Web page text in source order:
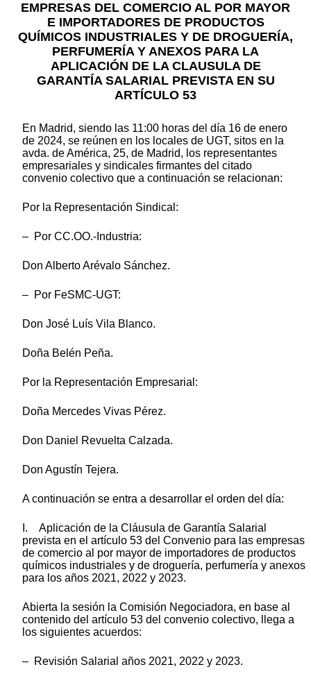
EMPRESAS DEL COMERCIO AL POR MAYOR
E IMPORTADORES DE PRODUCTOS
QUÍMICOS INDUSTRIALES Y DE DROGUERÍA,
PERFUMERÍA Y ANEXOS PARA LA
APLICACIÓN DE LA CLAUSULA DE
GARANTÍA SALARIAL PREVISTA EN SU
ARTÍCULO 53
En Madrid, siendo las 11:00 horas del día 16 de enero
de 2024, se reúnen en los locales de UGT, sitos en la
avda. de América, 25, de Madrid, los representantes
empresariales y sindicales firmantes del citado
convenio colectivo que a continuación se relacionan:
Por la Representación Sindical:
– Por CC.OO.-Industria:
Don Alberto Arévalo Sánchez.
– Por FeSMC-UGT:
Don José Luís Vila Blanco.
Doña Belén Peña.
Por la Representación Empresarial:
Doña Mercedes Vivas Pérez.
Don Daniel Revuelta Calzada.
Don Agustín Tejera.
A continuación se entra a desarrollar el orden del día:
I. Aplicación de la Cláusula de Garantía Salarial
prevista en el artículo 53 del Convenio para las empresas
de comercio al por mayor de importadores de productos
químicos industriales y de droguería, perfumería y anexos
para los años 2021, 2022 y 2023.
Abierta la sesión la Comisión Negociadora, en base al
contenido del artículo 53 del convenio colectivo, llega a
los siguientes acuerdos:
– Revisión Salarial años 2021, 2022 y 2023.